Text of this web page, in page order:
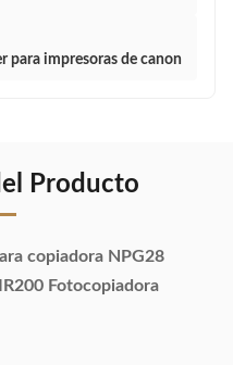
para impresoras de canon
Producto
copiadora NPG28
Fotocopiadora